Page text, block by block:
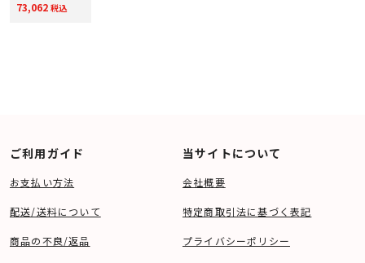
[ペア] 下取り査定
73,062 税込
ご利用ガイド
お支払い方法
配送/送料について
商品の不良/返品
当サイトについて
会社概要
特定商取引法に基づく表記
プライバシーポリシー